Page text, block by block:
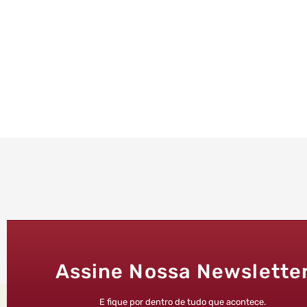
Assine Nossa
E fique por dentro de tudo que acontece.